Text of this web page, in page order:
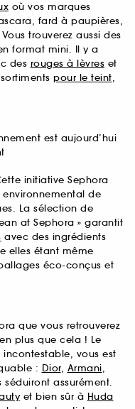
où vos marques
fard à paupières,
trouverez aussi des
format mini. Il y a
des rouges à lèvres et
pour le teint,
est aujourd’hui
initiative Sephora
environnemental de
La sélection de
at Sephora » garantit
avec des ingrédients
elles étant même
éco-conçus et
que vous retrouverez
plus que cela ! Le
vous est
: Dior, Armani,
séduiront assurément.
et bien sûr à Huda